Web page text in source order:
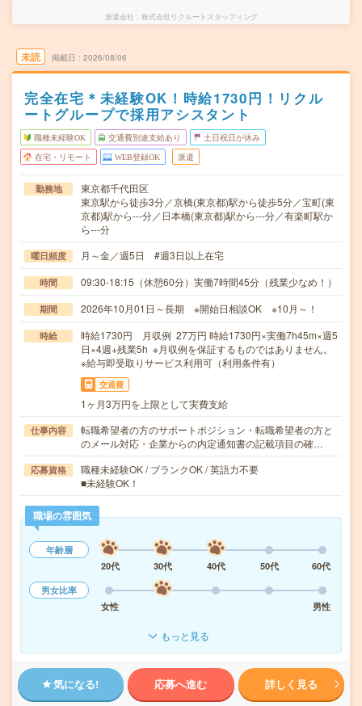
派遣会社 株式会社リクルートスタッフィング
未読 掲載日 2026/08/06
完全在宅＊未経験OK！時給1730円！リクル
ートグループで採用アシスタント
職種未経験OK 交通費別途支給あり 土日祝日が休み
在宅・リモート WEB登録OK 派遣
勤務地
東京都千代田区
東京駅から徒歩3分／京橋(東京都)駅から徒歩5分／宝町(東
京都)駅から---分／日本橋(東京都)駅から---分／有楽町駅か
ら---分
曜日頻度 月～金／週5日 #週3日以上在宅
時間 09:30-18:15（休憩60分）実働7時間45分（残業少なめ！）
期間 2026年10月01日～長期 ※開始日相談OK ※10月～！
時給
時給1730円 月収例 27万円 時給1730円×実働7h45m×週5
日×4週+残業5h ※月収例を保証するものではありません。
※給与即受取りサービス利用可（利用条件有）
交通費
1ヶ月3万円を上限として実費支給
仕事内容
転職希望者の方のサポートポジション・転職希望者の方と
のメール対応・企業からの内定通知書の記載項目の確…
応募資格
職種未経験OK / ブランクOK / 英語力不要
■未経験OK！
職場の雰囲気
年齢層
20代
30代 40代 50代
60代
男女比率
女性
男性
もっと見る
気になる! 応募へ進む 詳しく見る